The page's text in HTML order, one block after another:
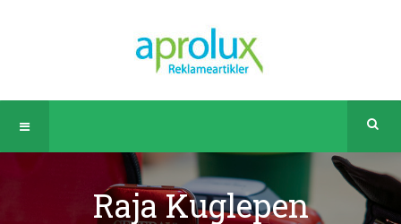
Raja Kuglepen